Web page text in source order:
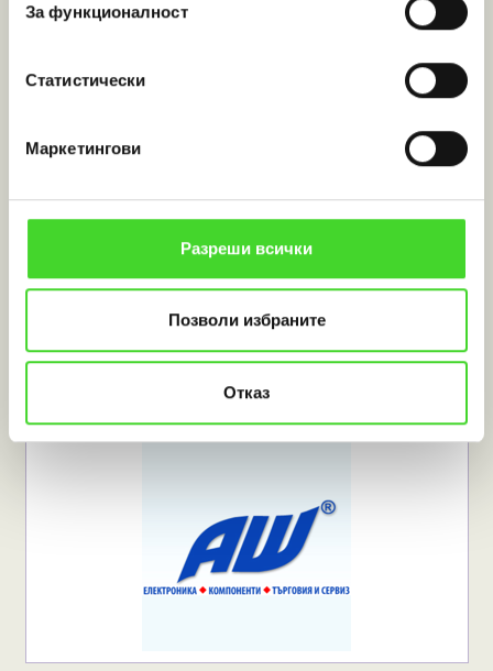
За функционалност
Статистически
Маркетингови
Разреши всички
Позволи избраните
Отказ
dedal-robot.com